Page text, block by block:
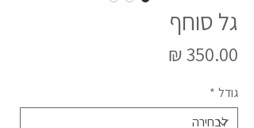
גל סוחף
גודל *